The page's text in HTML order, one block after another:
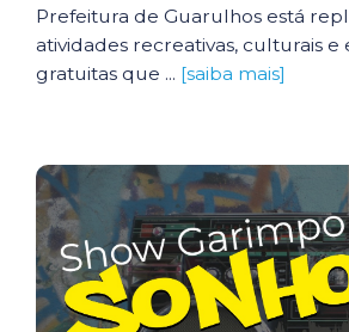
Prefeitura de Guarulhos está
atividades recreativas, culturais e
gratuitas que ... [saiba mais]